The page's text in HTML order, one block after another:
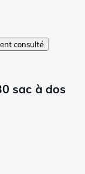
consulté
sac à dos